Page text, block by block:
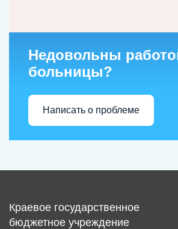
Недовольны
больницы?
Написать о проблеме
Краевое государственное
бюджетное учреждение